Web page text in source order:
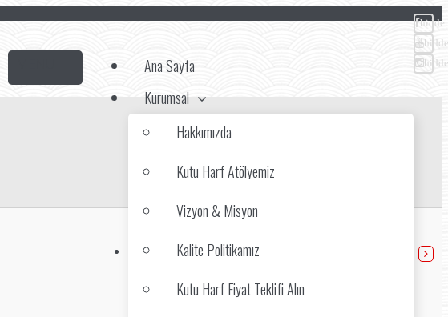
Ana Sayfa
Kurumsal
Hakkımızda
Kutu Harf Atölyemiz
Vizyon & Misyon
Kalite Politikamız
Kutu Harf Fiyat Teklifi Alın
Kutu Harf Modelleri